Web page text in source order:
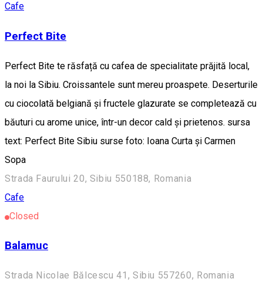
Cafe
Perfect Bite
Perfect Bite te răsfață cu cafea de specialitate prăjită local,
la noi la Sibiu. Croissantele sunt mereu proaspete. Deserturile
cu ciocolată belgiană și fructele glazurate se completează cu
băuturi cu arome unice, într-un decor cald și prietenos. sursa
text: Perfect Bite Sibiu surse foto: Ioana Curta și Carmen
Sopa
Strada Faurului 20, Sibiu 550188, Romania
Cafe
Closed
Balamuc
Strada Nicolae Bălcescu 41, Sibiu 557260, Romania